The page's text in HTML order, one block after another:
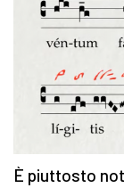
È piuttosto